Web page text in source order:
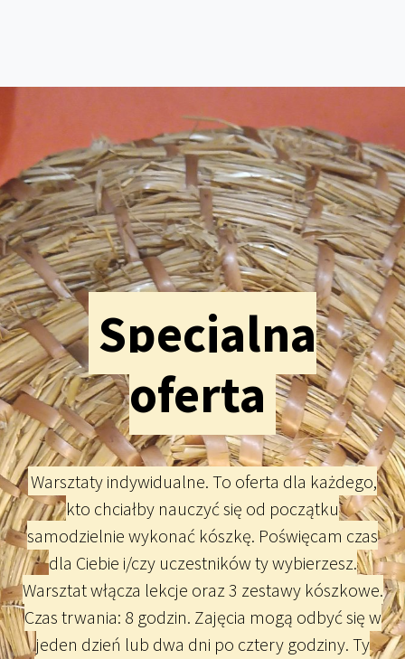
Specjalna
oferta
Warsztaty indywidualne. To oferta dla każdego,
kto chciałby nauczyć się od początku
samodzielnie wykonać kószkę. Poświęcam czas
dla Ciebie i/czy uczestników ty wybierzesz.
Warsztat włącza lekcje oraz 3 zestawy kószkowe.
Czas trwania: 8 godzin. Zajęcia mogą odbyć się w
jeden dzień lub dwa dni po cztery godziny. Ty